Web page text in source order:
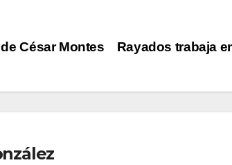
Rayados trabaja
César Montes